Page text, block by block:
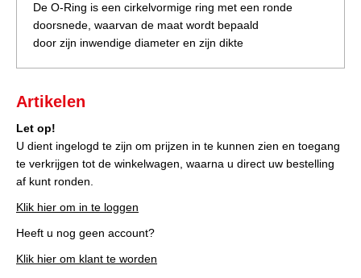
De O-Ring is een cirkelvormige ring met een ronde
doorsnede, waarvan de maat wordt bepaald
door zijn inwendige diameter en zijn dikte
Artikelen
Let op!
U dient ingelogd te zijn om prijzen in te kunnen zien en toegang
te verkrijgen tot de winkelwagen, waarna u direct uw bestelling
af kunt ronden.
Klik hier om in te loggen
Heeft u nog geen account?
Klik hier om klant te worden